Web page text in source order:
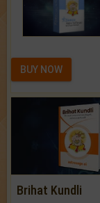
BUY NOW
Brihat Kundli